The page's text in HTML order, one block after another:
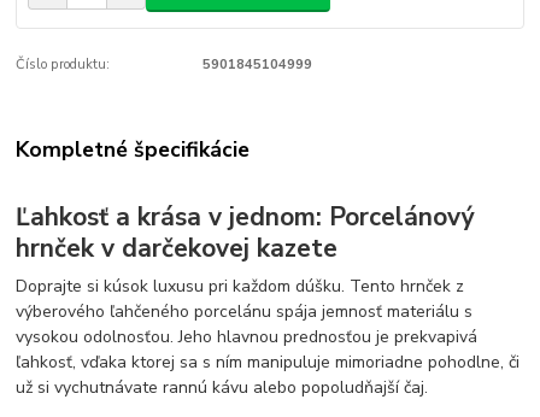
Číslo produktu: 5901845104999
Kompletné špecifikácie
Ľahkosť a krása v jednom: Porcelánový
hrnček v darčekovej kazete
Doprajte si kúsok luxusu pri každom dúšku. Tento hrnček z
výberového ľahčeného porcelánu spája jemnosť materiálu s
vysokou odolnosťou. Jeho hlavnou prednosťou je prekvapivá
ľahkosť, vďaka ktorej sa s ním manipuluje mimoriadne pohodlne, či
už si vychutnávate rannú kávu alebo popoludňajší čaj.